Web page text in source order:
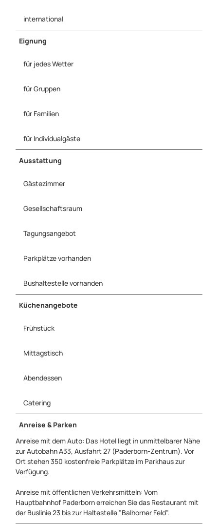
international
Eignung
für jedes Wetter
für Gruppen
für Familien
für Individualgäste
Ausstattung
Gästezimmer
Gesellschaftsraum
Tagungsangebot
Parkplätze vorhanden
Bushaltestelle vorhanden
Küchenangebote
Frühstück
Mittagstisch
Abendessen
Catering
Anreise & Parken
Anreise mit dem Auto: Das Hotel liegt in unmittelbarer Nähe
zur Autobahn A33, Ausfahrt 27 (Paderborn-Zentrum). Vor
Ort stehen 350 kostenfreie Parkplätze im Parkhaus zur
Verfügung.
Anreise mit öffentlichen Verkehrsmitteln: Vom
Hauptbahnhof Paderborn erreichen Sie das Restaurant mit
der Buslinie 23 bis zur Haltestelle "Balhorner Feld".